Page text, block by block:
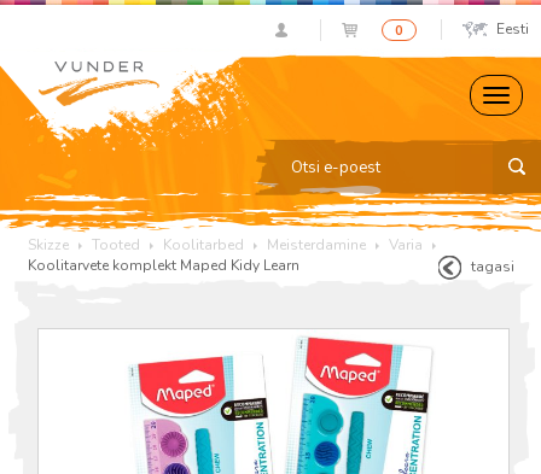
0 Eesti
Skizze Tooted Koolitarbed Meisterdamine
Varia
Koolitarvete komplekt Maped Kidy Learn
tagasi